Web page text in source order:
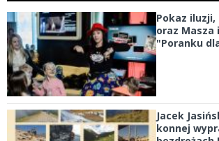
Pokaz
oraz Masza
"Poranku
Jacek
konnej